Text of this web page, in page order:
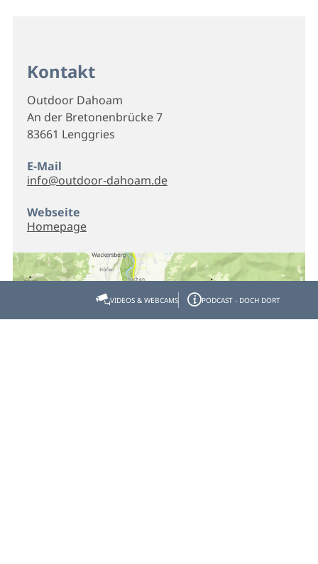
Kontakt
Outdoor Dahoam
An der Bretonenbrücke 7
83661 Lenggries
E-Mail
info@outdoor-dahoam.de
Webseite
Homepage
VIDEOS & WEBCAMS PODCAST - DOCH DORT